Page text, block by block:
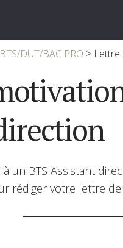
DUT/BAC PRO > Lettre
un BTS Assistant
rédiger votre lettre de